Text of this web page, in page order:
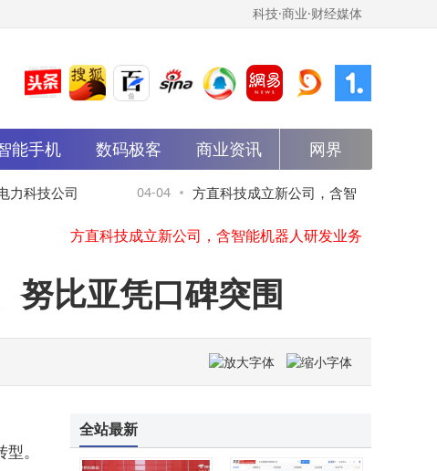
科技·商业·财经媒体
能手机 数码极客 商业资讯 网界
科技公司 04-04 方直科技成立新公司，含智能机器人研发业
务
正大制药等在珠海成立私募股权基金管理公司
世纪鼎利成立智擘科技公司，含AI及物联网业务
大唐发电在河北涞源成立电力科技公司
杰华特在北京成立微电子技术公司
华体科技等在内蒙古成立数字能源技术公司
正大制药等在珠海成立私募股权基金管理公司
世纪鼎利成立智擘科技公司，含AI及物联网业务
努比亚凭口碑突围
。
全站最新